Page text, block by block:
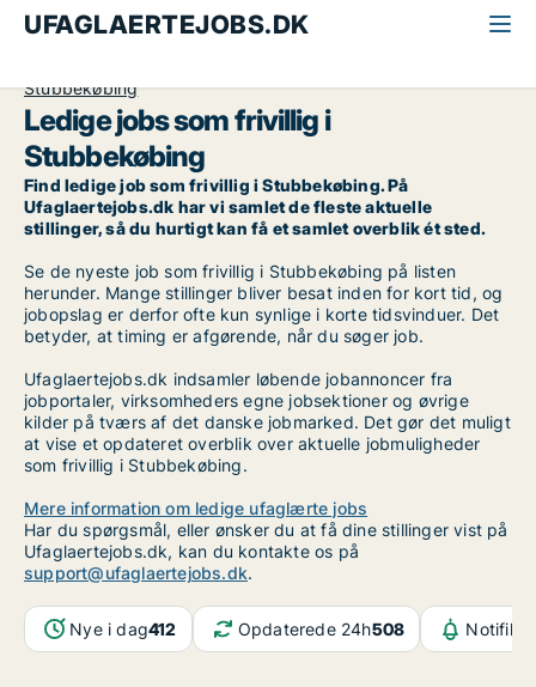
UFAGLAERTEJOBS.DK
Stubbekøbing
Ledige jobs som frivillig i
Stubbekøbing
Find ledige job som frivillig i Stubbekøbing. På
Ufaglaertejobs.dk har vi samlet de fleste aktuelle
stillinger, så du hurtigt kan få et samlet overblik ét sted.
Se de nyeste job som frivillig i Stubbekøbing på listen
herunder. Mange stillinger bliver besat inden for kort tid, og
jobopslag er derfor ofte kun synlige i korte tidsvinduer. Det
betyder, at timing er afgørende, når du søger job.
Ufaglaertejobs.dk indsamler løbende jobannoncer fra
jobportaler, virksomheders egne jobsektioner og øvrige
kilder på tværs af det danske jobmarked. Det gør det muligt
at vise et opdateret overblik over aktuelle jobmuligheder
som frivillig i Stubbekøbing.
Mere information om ledige ufaglærte jobs
Har du spørgsmål, eller ønsker du at få dine stillinger vist på
Ufaglaertejobs.dk, kan du kontakte os på
support@ufaglaertejobs.dk.
Nye i dag412 Opdaterede 24h508